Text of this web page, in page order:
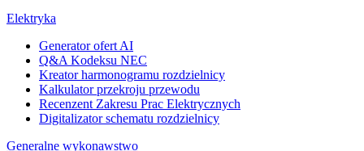
Elektryka
Generator ofert AI
Q&A Kodeksu NEC
Kreator harmonogramu rozdzielnicy
Kalkulator przekroju przewodu
Recenzent Zakresu Prac Elektrycznych
Digitalizator schematu rozdzielnicy
Generalne wykonawstwo